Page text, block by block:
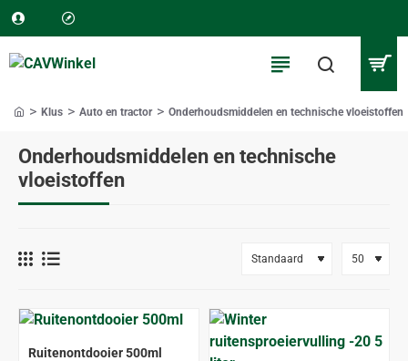
Onderhoudsmiddelen en technische
vloeistoffen
Klus Auto en tractor Onderhoudsmiddelen en technische vloeistoffen
Ruitenontdooier 500ml